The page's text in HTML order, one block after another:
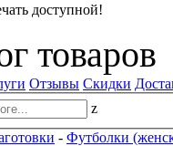
доступной!
товаров
Отзывы Скидки
z
- Футболки